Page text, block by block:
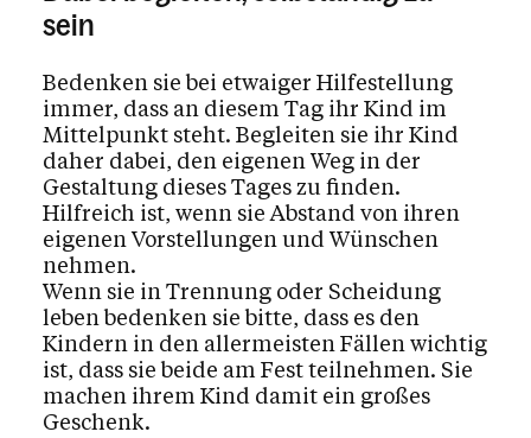
sein
Bedenken sie bei etwaiger Hilfestellung
immer, dass an diesem Tag ihr Kind im
Mittelpunkt steht. Begleiten sie ihr Kind
daher dabei, den eigenen Weg in der
Gestaltung dieses Tages zu finden.
Hilfreich ist, wenn sie Abstand von ihren
eigenen Vorstellungen und Wünschen
nehmen.
Wenn sie in Trennung oder Scheidung
leben bedenken sie bitte, dass es den
Kindern in den allermeisten Fällen wichtig
ist, dass sie beide am Fest teilnehmen. Sie
machen ihrem Kind damit ein großes
Geschenk.